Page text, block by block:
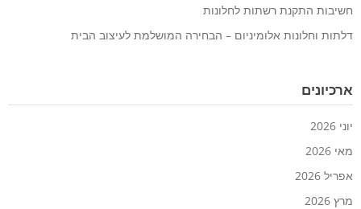
חשיבות התקנת רשתות לחלונות
דלתות וחלונות אלומיניום – הבחירה המושלמת לעיצוב הבית
ארכיונים
יוני 2026
מאי 2026
אפריל 2026
מרץ 2026